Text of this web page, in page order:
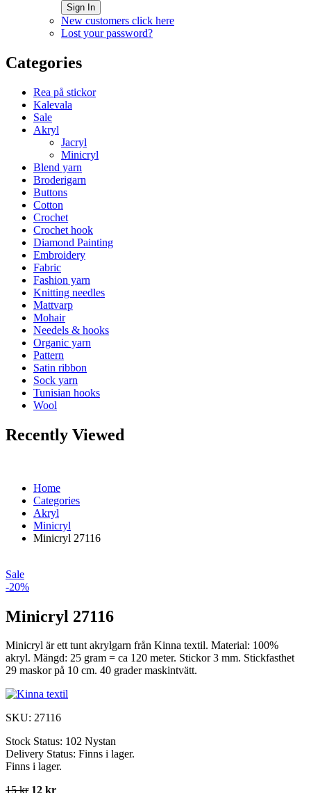
Sign In
New customers click here
Lost your password?
Categories
Rea på stickor
Kalevala
Sale
Akryl
Jacryl
Minicryl
Blend yarn
Broderigarn
Buttons
Cotton
Crochet
Crochet hook
Diamond Painting
Embroidery
Fabric
Fashion yarn
Knitting needles
Mattvarp
Mohair
Needels & hooks
Organic yarn
Pattern
Satin ribbon
Sock yarn
Tunisian hooks
Wool
Recently Viewed
Home
Categories
Akryl
Minicryl
Minicryl 27116
Sale
-20%
Minicryl 27116
Minicryl är ett tunt akrylgarn från Kinna textil. Material: 100%
akryl. Mängd: 25 gram = ca 120 meter. Stickor 3 mm. Stickfasthet
29 maskor på 10 cm. 40 grader maskintvätt.
SKU: 27116
Stock Status: 102 Nystan
Delivery Status: Finns i lager.
Finns i lager.
15 kr 12 kr